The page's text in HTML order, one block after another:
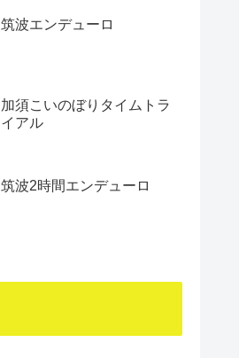
筑波エンデューロ
加須こいのぼりタイムトラ
イアル
筑波2時間エンデューロ